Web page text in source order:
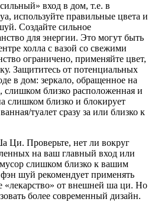
вход в дом, т.е. в
используйте правильные цвета и
Создайте сильное
для энергии. Это могут быть
холла с вазой со свежими
ограничено, применяйте цвет,
Защититесь от потенциальных
в дом: зеркало, обращенное на
слишком близко расположенная и
слишком близко и блокирует
туалет сразу за или близко к
Ци. Проверьте, нет ли вокруг
на ваш главный вход или
слишком близко к вашим
шуй рекомендует применять
«лекарство» от внешней ша ци. Но
более современный дизайн.